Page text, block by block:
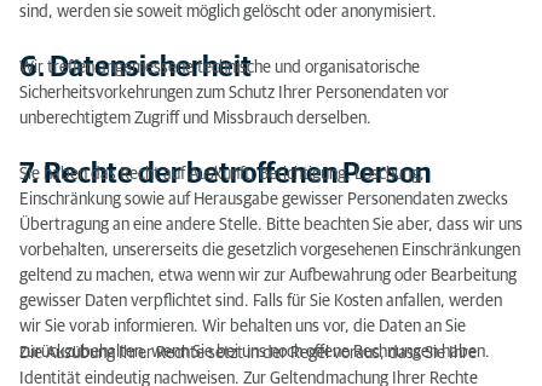
sind, werden sie soweit möglich gelöscht oder anonymisiert.
6. Datensicherheit
Wir treffen angemessene technische und organisatorische
Sicherheitsvorkehrungen zum Schutz Ihrer Personendaten vor
unberechtigtem Zugriff und Missbrauch derselben.
7. Rechte der betroffenen Person
Sie haben das Recht auf Auskunft, Berichtigung, Löschung,
Einschränkung sowie auf Herausgabe gewisser Personendaten zwecks
Übertragung an eine andere Stelle. Bitte beachten Sie aber, dass wir uns
vorbehalten, unsererseits die gesetzlich vorgesehenen Einschränkungen
geltend zu machen, etwa wenn wir zur Aufbewahrung oder Bearbeitung
gewisser Daten verpflichtet sind. Falls für Sie Kosten anfallen, werden
wir Sie vorab informieren. Wir behalten uns vor, die Daten an Sie
zurückzubehalten, wenn Sie bei uns noch offene Rechnungen haben.
Die Ausübung Ihrer Rechte setzt in der Regel voraus, dass Sie Ihre
Identität eindeutig nachweisen. Zur Geltendmachung Ihrer Rechte